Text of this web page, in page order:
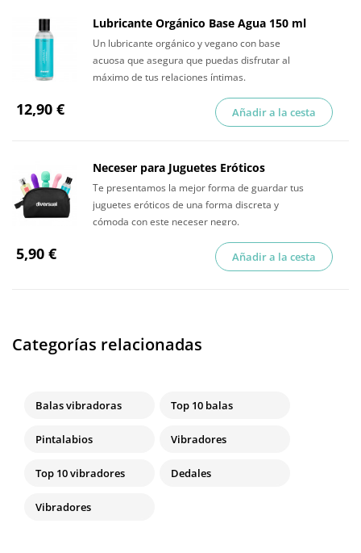
Lubricante Orgánico Base Agua 150 ml
Un lubricante orgánico y vegano con base
acuosa que asegura que puedas disfrutar al
máximo de tus relaciones íntimas.
12,90 € Añadir a la cesta
Neceser para Juguetes Eróticos
Te presentamos la mejor forma de guardar tus
juguetes eróticos de una forma discreta y
cómoda con este neceser negro.
5,90 € Añadir a la cesta
Categorías relacionadas
Balas vibradoras Top 10 balas
Pintalabios Vibradores
Top 10 vibradores Dedales
Vibradores